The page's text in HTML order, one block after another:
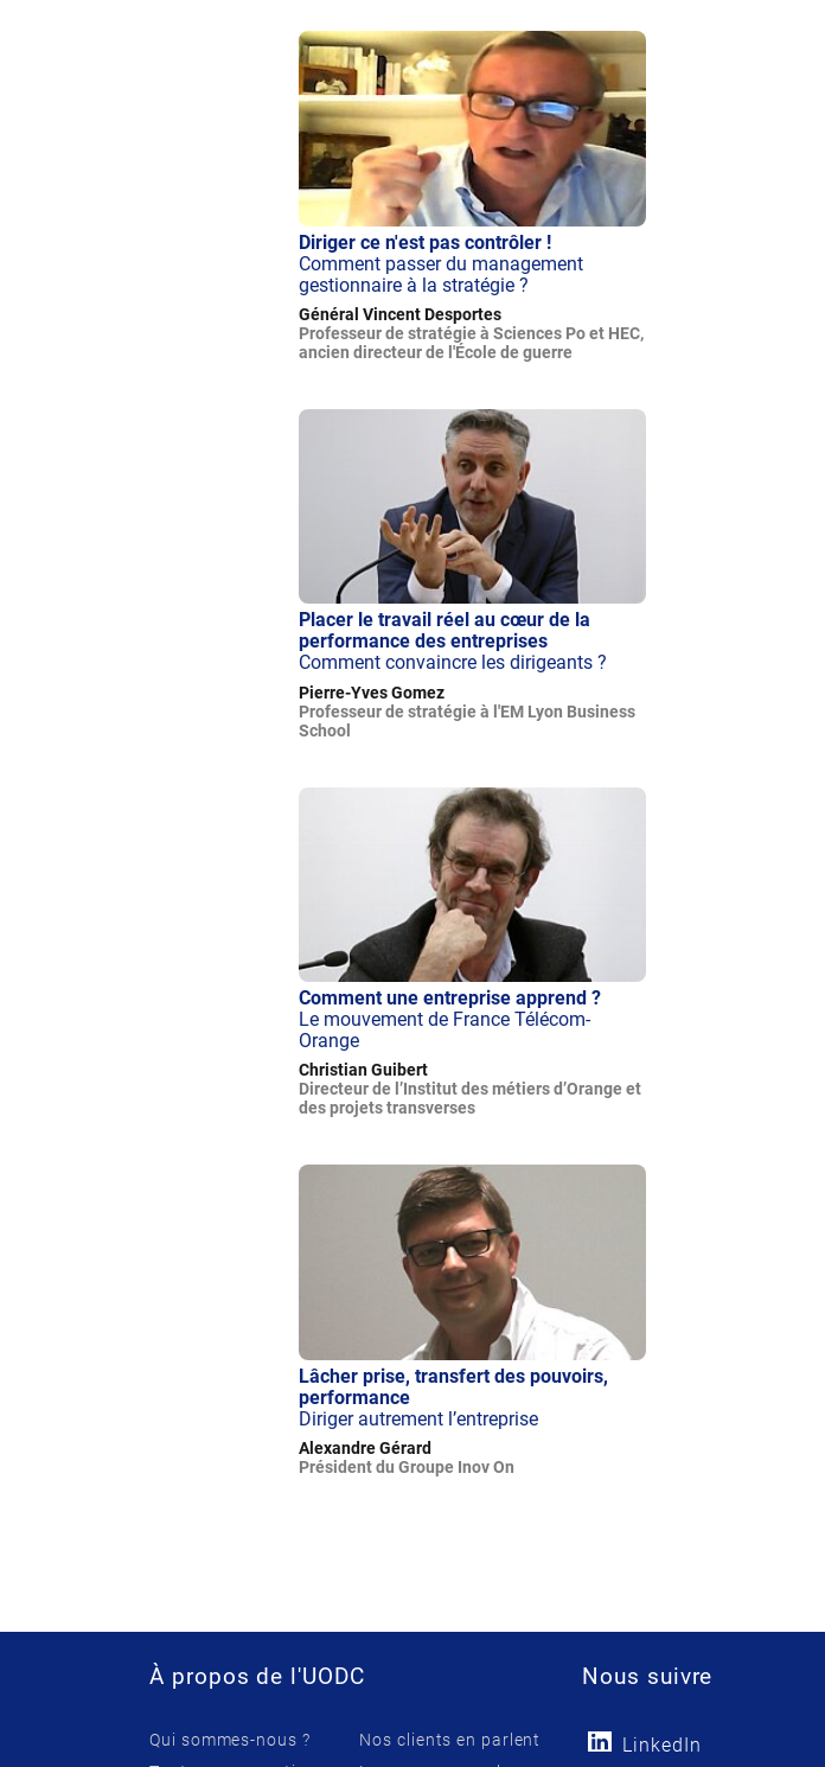
Diriger ce n'est pas contrôler !
Comment passer du management
gestionnaire à la stratégie ?
Général Vincent Desportes
Professeur de stratégie à Sciences Po et HEC,
ancien directeur de l'École de guerre
Placer le travail réel au cœur de la
performance des entreprises
Comment convaincre les dirigeants ?
Pierre-Yves Gomez
Professeur de stratégie à l'EM Lyon Business
School
Comment une entreprise apprend ?
Le mouvement de France Télécom-
Orange
Christian Guibert
Directeur de l’Institut des métiers d’Orange et
des projets transverses
Lâcher prise, transfert des pouvoirs,
performance
Diriger autrement l’entreprise
Alexandre Gérard
Président du Groupe Inov On
À propos de l'UODC
Qui sommes-nous ?
Nos clients en parlent
Nous suivre
LinkedIn